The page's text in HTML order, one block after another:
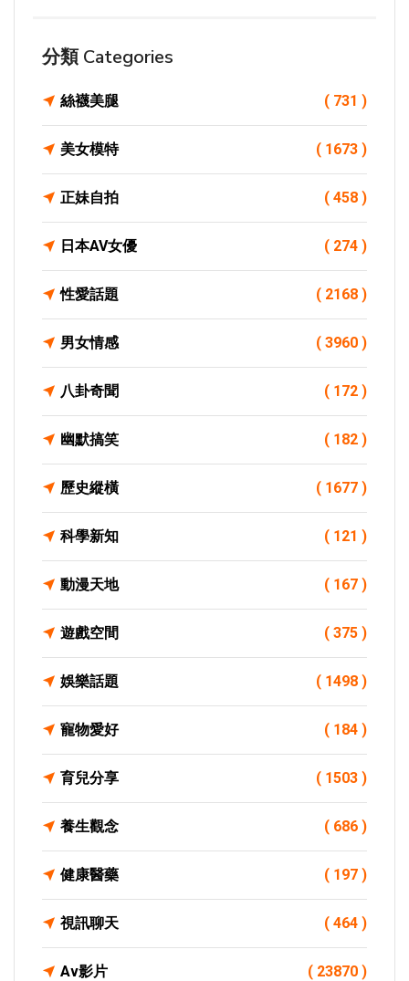
分類 Categories
絲襪美腿 ( 731 )
美女模特 ( 1673 )
正妹自拍 ( 458 )
日本AV女優 ( 274 )
性愛話題 ( 2168 )
男女情感 ( 3960 )
八卦奇聞 ( 172 )
幽默搞笑 ( 182 )
歷史縱橫 ( 1677 )
科學新知 ( 121 )
動漫天地 ( 167 )
遊戲空間 ( 375 )
娛樂話題 ( 1498 )
寵物愛好 ( 184 )
育兒分享 ( 1503 )
養生觀念 ( 686 )
健康醫藥 ( 197 )
視訊聊天 ( 464 )
Av影片 ( 23870 )